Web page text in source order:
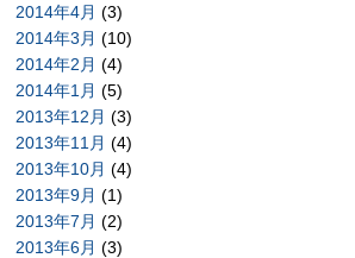
2014年4月 (3)
2014年3月 (10)
2014年2月 (4)
2014年1月 (5)
2013年12月 (3)
2013年11月 (4)
2013年10月 (4)
2013年9月 (1)
2013年7月 (2)
2013年6月 (3)